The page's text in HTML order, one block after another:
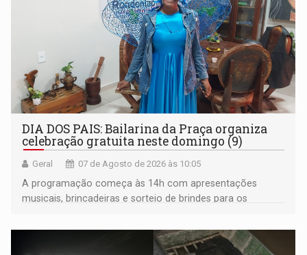
DIA DOS PAIS: Bailarina da Praça organiza
celebração gratuita neste domingo (9)
Geral 07 de Agosto de 2026 às 10:05
A programação começa às 14h com apresentações
musicais, brincadeiras e sorteio de brindes para os
bolo e canto de parabéns dedicado aos pais